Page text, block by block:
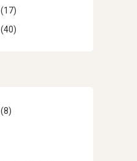
(17)
(40)
(8)